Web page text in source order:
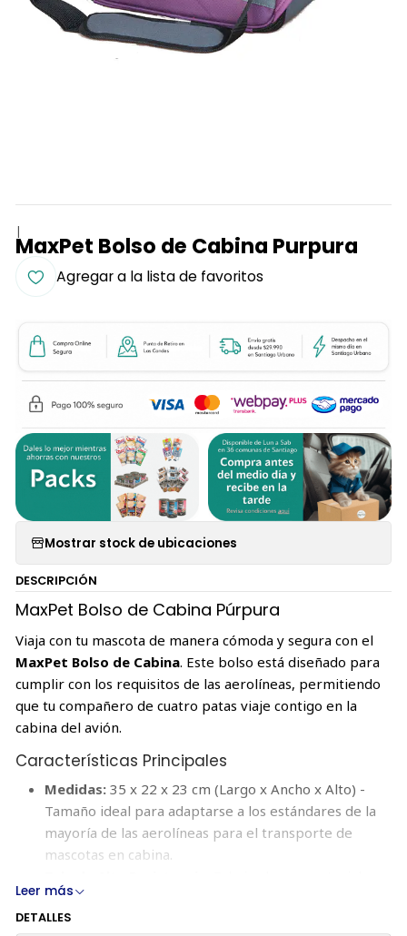
|
MaxPet Bolso de Cabina Purpura
Agregar a la lista de favoritos
Mostrar stock de ubicaciones
DESCRIPCIÓN
MaxPet Bolso de Cabina Púrpura
Viaja con tu mascota de manera cómoda y segura con el
MaxPet Bolso de Cabina. Este bolso está diseñado para
cumplir con los requisitos de las aerolíneas, permitiendo
que tu compañero de cuatro patas viaje contigo en la
cabina del avión.
Características Principales
Medidas:35 x 22 x 23 cm (Largo x Ancho x Alto) -
Tamaño ideal para adaptarse a los estándares de la
mayoría de las aerolíneas para el transporte de
mascotas en cabina.
de alta calidad para asegurar durabilidad y resistencia
durante tus viajes.
Leer más
DETALLES